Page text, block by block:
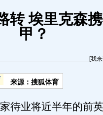
转 埃里克森
甲？
[我
来源：搜狐体育
待业将近半年的前